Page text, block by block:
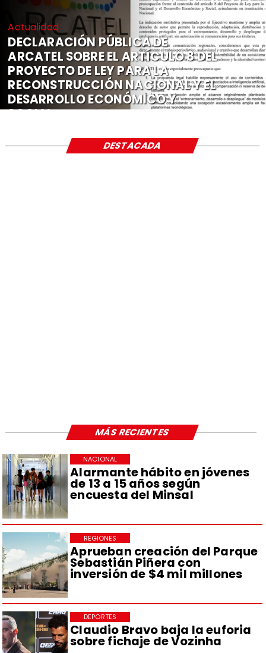
Actualidad
DECLARACIÓN PÚBLICA DE
ARCATEL SOBRE EL ARTÍCULO 8 DEL
PROYECTO DE LEY PARA LA
RECONSTRUCCIÓN NACIONAL Y EL
DESARROLLO ECONÓMICO Y
SOCIAL
Alarmante hábito en jóvenes
de 13 a 15 años según
encuesta del Minsal
NACIONAL
Aprueban creación del Parque
Sebastián Piñera con
inversión de $4 mil millones
REGIONES
Claudio Bravo baja la euforia
sobre fichaje de Vozinha
DEPORTES
DESTACADA
MÁS RECIENTES